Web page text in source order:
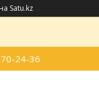
на Satu.kz
24-36